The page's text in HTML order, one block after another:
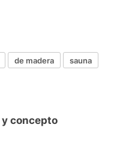
de madera
sauna
concepto